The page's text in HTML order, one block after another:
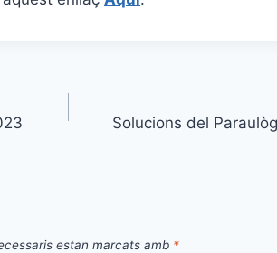
Solucions del
estan marcats amb *